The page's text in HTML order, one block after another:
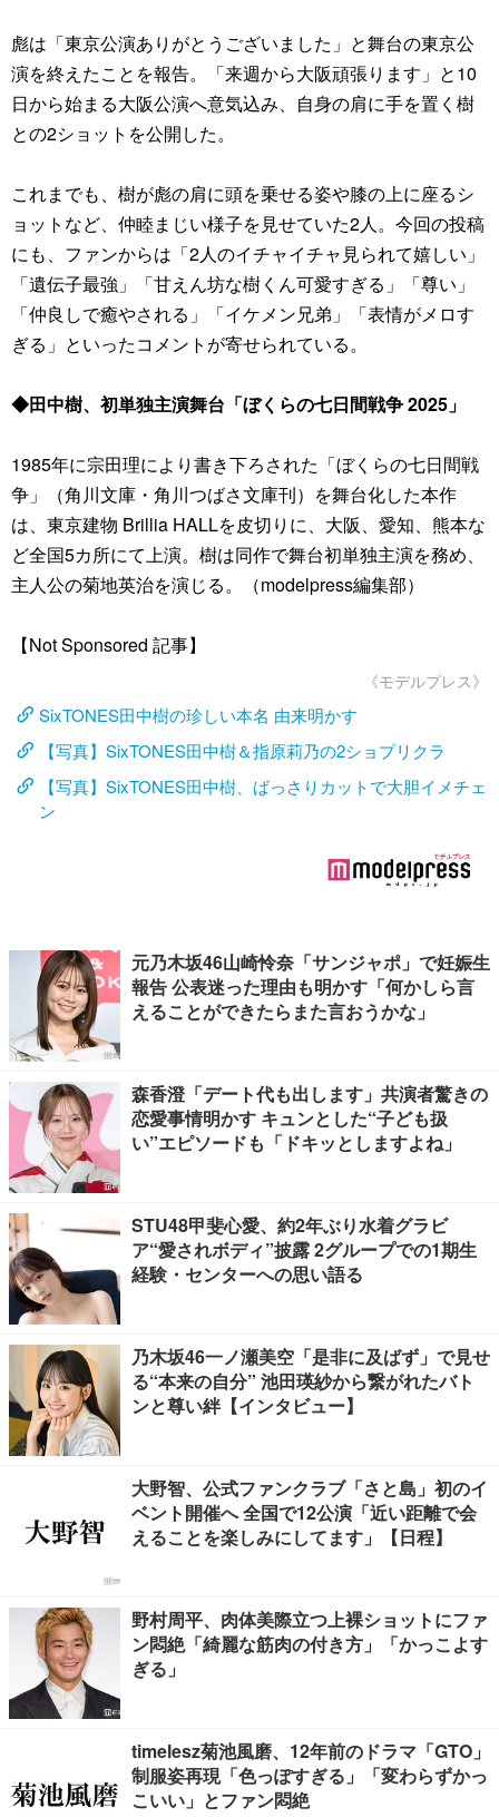
彪は「東京公演ありがとうございました」と舞台の東京公
演を終えたことを報告。「来週から大阪頑張ります」と10
日から始まる大阪公演へ意気込み、自身の肩に手を置く樹
との2ショットを公開した。
これまでも、樹が彪の肩に頭を乗せる姿や膝の上に座るシ
ョットなど、仲睦まじい様子を見せていた2人。今回の投稿
にも、ファンからは「2人のイチャイチャ見られて嬉しい」
「遺伝子最強」「甘えん坊な樹くん可愛すぎる」「尊い」
「仲良しで癒やされる」「イケメン兄弟」「表情がメロす
ぎる」といったコメントが寄せられている。
◆田中樹、初単独主演舞台「ぼくらの七日間戦争 2025」
1985年に宗田理により書き下ろされた「ぼくらの七日間戦
争」（角川文庫・角川つばさ文庫刊）を舞台化した本作
は、東京建物 Brillia HALLを皮切りに、大阪、愛知、熊本な
ど全国5カ所にて上演。樹は同作で舞台初単独主演を務め、
主人公の菊地英治を演じる。（modelpress編集部）
【Not Sponsored 記事】
《モデルプレス》
SixTONES田中樹の珍しい本名 由来明かす
【写真】SixTONES田中樹＆指原莉乃の2ショプリクラ
【写真】SixTONES田中樹、ばっさりカットで大胆イメチェ
ン
元乃木坂46山崎怜奈「サンジャポ」で妊娠生
報告 公表迷った理由も明かす「何かしら言
えることができたらまた言おうかな」
森香澄「デート代も出します」共演者驚きの
恋愛事情明かす キュンとした“子ども扱
い”エピソードも「ドキッとしますよね」
STU48甲斐心愛、約2年ぶり水着グラビ
ア“愛されボディ”披露 2グループでの1期生
経験・センターへの思い語る
乃木坂46一ノ瀬美空「是非に及ばず」で見せ
る“本来の自分” 池田瑛紗から繋がれたバト
ンと尊い絆【インタビュー】
大野智、公式ファンクラブ「さと島」初のイ
ベント開催へ 全国で12公演「近い距離で会
えることを楽しみにしてます」【日程】
野村周平、肉体美際立つ上裸ショットにファ
ン悶絶「綺麗な筋肉の付き方」「かっこよす
ぎる」
timelesz菊池風磨、12年前のドラマ「GTO」
制服姿再現「色っぽすぎる」「変わらずかっ
こいい」とファン悶絶